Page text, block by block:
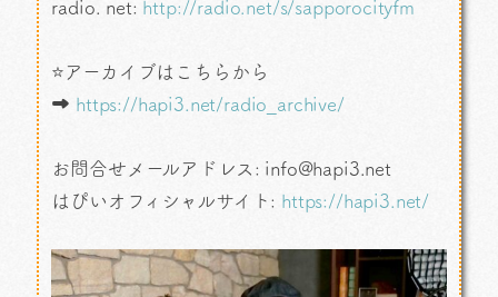
radio. net: http://radio.net/s/sapporocityfm
⭐アーカイブはこちらから
➡ https://hapi3.net/radio_archive/
お問合せメールアドレス: info@hapi3.net
はぴいオフィシャルサイト: https://hapi3.net/